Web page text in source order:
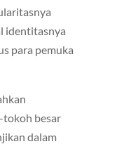
identitasnya
para pemuka
tokoh besar
dalam